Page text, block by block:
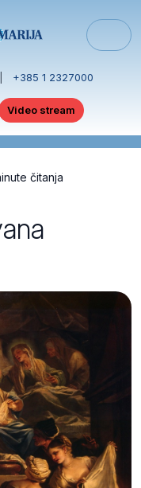
+385 1 2327000
Video stream
čitanja